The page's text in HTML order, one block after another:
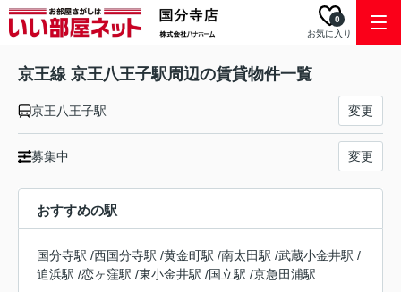
お気に入り
0
京王線 京王八王子駅周辺の賃貸物件一覧
京王八王子駅 変更
募集中 変更
おすすめの駅
国分寺駅 /西国分寺駅 /黄金町駅 /南太田駅 /武蔵小金井駅 /
追浜駅 /恋ヶ窪駅 /東小金井駅 /国立駅 /京急田浦駅